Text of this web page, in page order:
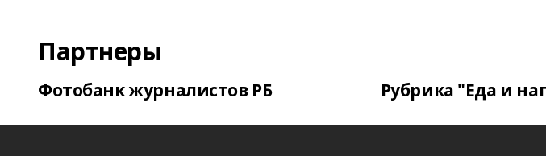
Партнеры
Фотобанк журналистов РБ Рубрика "Еда и